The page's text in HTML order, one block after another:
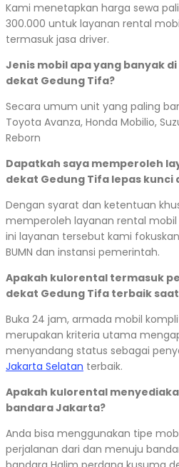
Kami menetapkan harga sewa
300.000 untuk layanan rental
termasuk jasa driver.
Jenis mobil apa yang banyak
dekat Gedung Tifa?
Secara umum unit yang paling
Toyota Avanza, Honda Mobilio,
Reborn
Dapatkah saya memperoleh
dekat Gedung Tifa lepas kunci
Dengan syarat dan ketentuan
memperoleh layanan rental mobil
ini layanan tersebut kami
BUMN dan instansi pemerintah.
Apakah kulorental termasuk
dekat Gedung Tifa terbaik
Buka 24 jam, armada mobil
merupakan kriteria utama
menyandang status sebagai
Jakarta Selatan terbaik.
Apakah kulorental
bandara Jakarta?
Anda bisa menggunakan tipe
perjalanan dari dan menuju